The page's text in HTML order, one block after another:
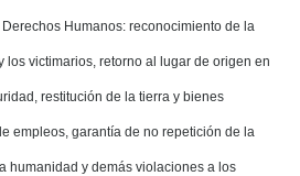
Humanos: reconocimiento de la
los victimarios, retorno al lugar de origen en
restitución de la tierra y bienes
empleos, garantía de no repetición de la
humanidad y demás violaciones a los